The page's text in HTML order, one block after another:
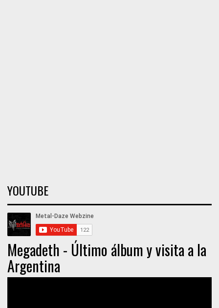
YOUTUBE
Megadeth - Último álbum y visita a la
Argentina